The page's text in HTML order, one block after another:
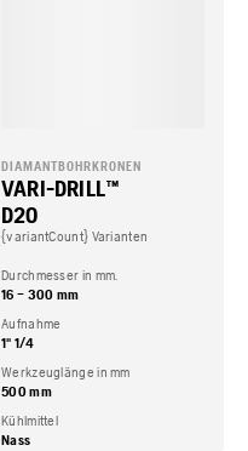
DIAMANTBOHRKRONEN
VARI-DRILL™
D20
{variantCount} Varianten
Durchmesser in mm.
16 – 300 mm
Aufnahme
1" 1/4
Werkzeuglänge in mm
500 mm
Kühlmittel
Nass